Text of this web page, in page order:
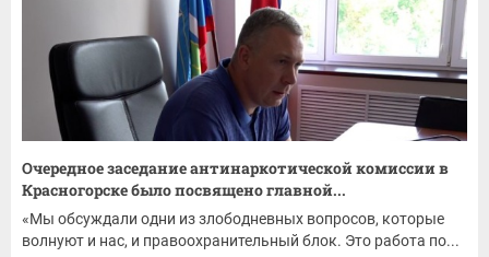
Очередное заседание антинаркотической комиссии в
Красногорске было посвящено главной...
«Мы обсуждали одни из злободневных вопросов, которые
волнуют и нас, и правоохранительный блок. Это работа по...